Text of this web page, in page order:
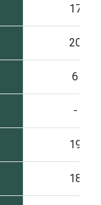
17
20
6
-
19
18